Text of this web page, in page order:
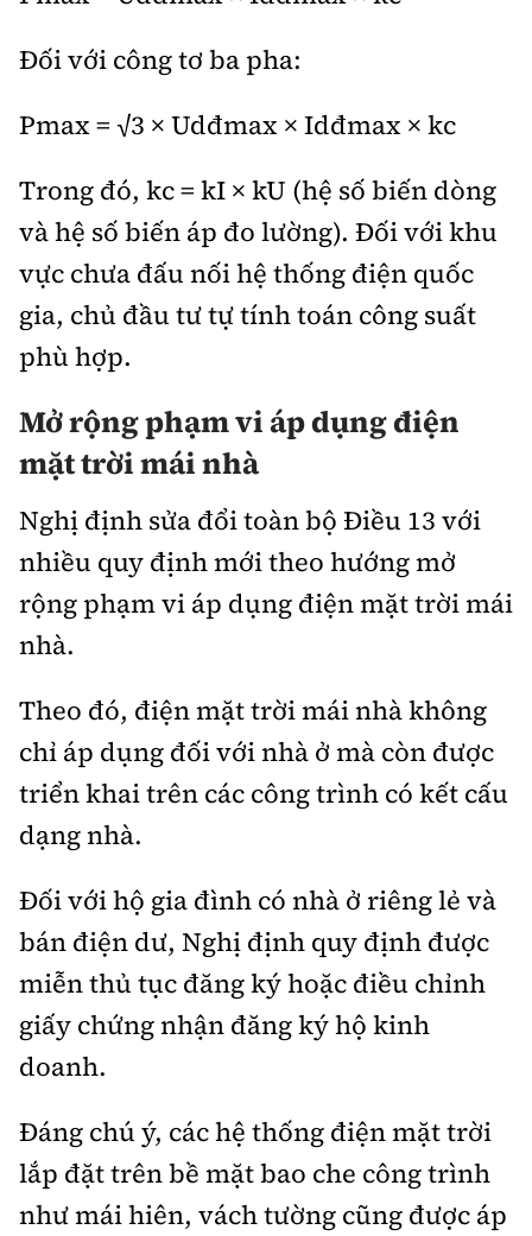
Đối với công tơ ba pha:
Pmax = √3 × Udđmax × Idđmax × kc
Trong đó, kc = kI × kU (hệ số biến dòng
và hệ số biến áp đo lường). Đối với khu
vực chưa đấu nối hệ thống điện quốc
gia, chủ đầu tư tự tính toán công suất
phù hợp.
Mở rộng phạm vi áp dụng điện
mặt trời mái nhà
Nghị định sửa đổi toàn bộ Điều 13 với
nhiều quy định mới theo hướng mở
rộng phạm vi áp dụng điện mặt trời mái
nhà.
Theo đó, điện mặt trời mái nhà không
chỉ áp dụng đối với nhà ở mà còn được
triển khai trên các công trình có kết cấu
dạng nhà.
Đối với hộ gia đình có nhà ở riêng lẻ và
bán điện dư, Nghị định quy định được
miễn thủ tục đăng ký hoặc điều chỉnh
giấy chứng nhận đăng ký hộ kinh
doanh.
Đáng chú ý, các hệ thống điện mặt trời
lắp đặt trên bề mặt bao che công trình
như mái hiên, vách tường cũng được áp